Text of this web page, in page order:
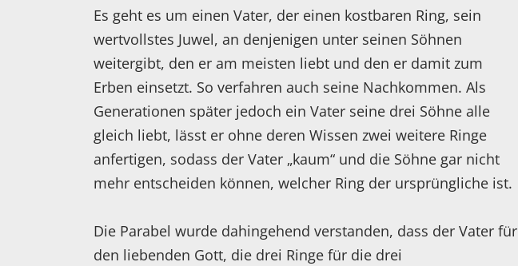
Es geht es um einen Vater, der einen kostbaren Ring, sein
wertvollstes Juwel, an denjenigen unter seinen Söhnen
weitergibt, den er am meisten liebt und den er damit zum
Erben einsetzt. So verfahren auch seine Nachkommen. Als
Generationen später jedoch ein Vater seine drei Söhne alle
gleich liebt, lässt er ohne deren Wissen zwei weitere Ringe
anfertigen, sodass der Vater „kaum“ und die Söhne gar nicht
mehr entscheiden können, welcher Ring der ursprüngliche ist.
Die Parabel wurde dahingehend verstanden, dass der Vater für
den liebenden Gott, die drei Ringe für die drei